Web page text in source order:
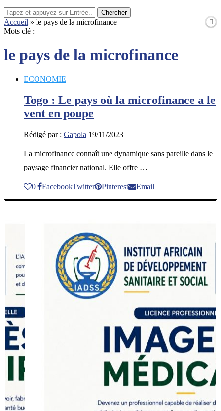
Chercher
Accueil » le pays de la microfinance
Mots clé :
le pays de la microfinance
ECONOMIE
Togo : Le pays où la microfinance a le
vent en poupe
Rédigé par : Gapola 19/11/2023
La microfinance connaît une dynamique sans pareille dans le
paysage financier national. Elle offre …
0 FacebookTwitter Pinterest Email